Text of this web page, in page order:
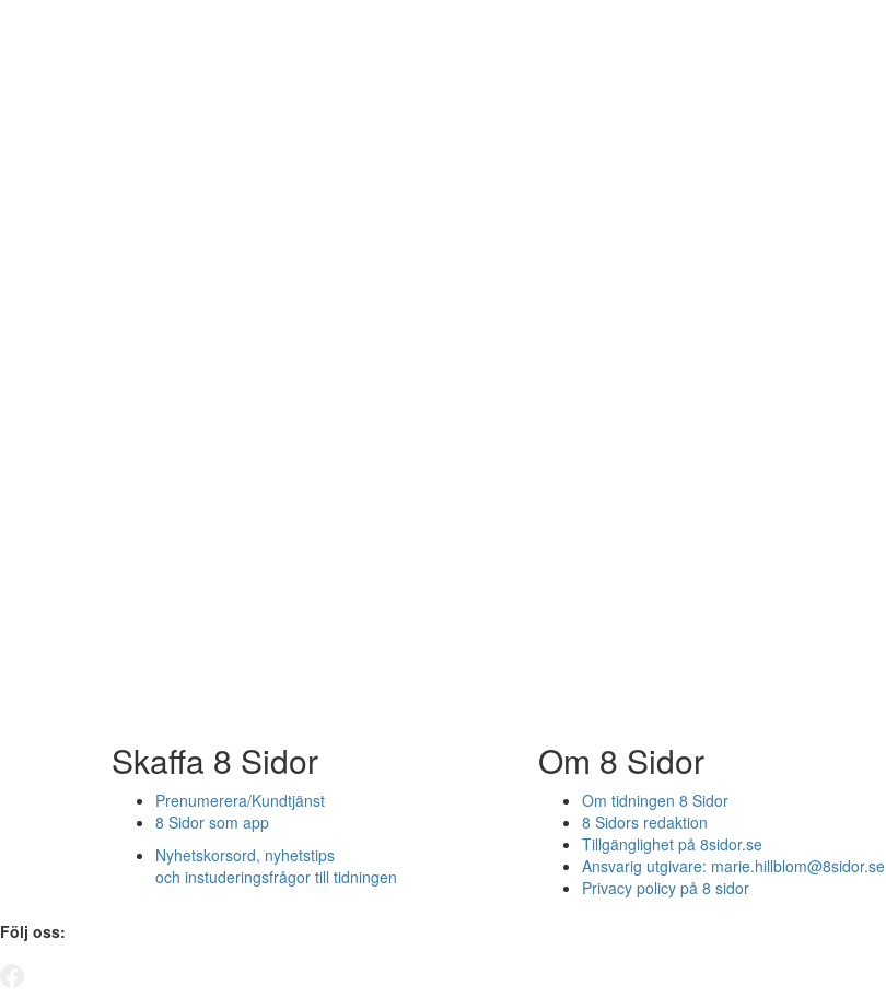
Skaffa 8 Sidor
Prenumerera/Kundtjänst
8 Sidor som app
Nyhetskorsord, nyhetstips
och instuderingsfrågor till tidningen
Om 8 Sidor
Om tidningen 8 Sidor
8 Sidors redaktion
Tillgänglighet på 8sidor.se
Ansvarig utgivare: marie.hillblom@8sidor.se
Privacy policy på 8 sidor
Följ oss: